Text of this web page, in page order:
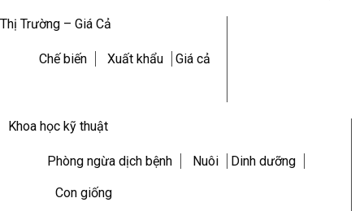
Thị Trường – Giá Cả
Chế biến Xuất khẩu Giá cả
Khoa học kỹ thuật
Phòng ngừa dịch bệnh Nuôi Dinh dưỡng
Con giống